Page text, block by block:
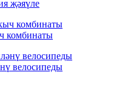
җәяүле
комбинаты
велосипеды